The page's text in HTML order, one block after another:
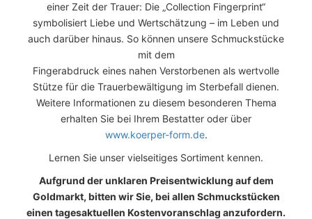
einer Zeit der Trauer: Die „Collection Fingerprint“
symbolisiert Liebe und Wertschätzung – im Leben und
auch darüber hinaus. So können unsere Schmuckstücke
mit dem
Fingerabdruck eines nahen Verstorbenen als wertvolle
Stütze für die Trauerbewältigung im Sterbefall dienen.
Weitere Informationen zu diesem besonderen Thema
erhalten Sie bei Ihrem Bestatter oder über
www.koerper-form.de.
Lernen Sie unser vielseitiges Sortiment kennen.
Aufgrund der unklaren Preisentwicklung auf dem
Goldmarkt, bitten wir Sie, bei allen Schmuckstücken
einen tagesaktuellen Kostenvoranschlag anzufordern.